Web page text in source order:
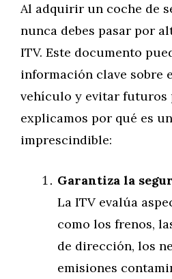
Al adquirir un coche de
nunca debes pasar por
ITV. Este documento
información clave sobre
vehículo y evitar futuros
explicamos por qué es
imprescindible:
Garantiza la
La ITV evalúa
como los frenos,
de dirección, los
emisiones